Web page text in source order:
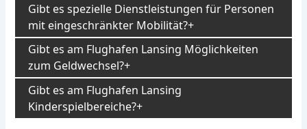
Gibt es spezielle Dienstleistungen für Personen
mit eingeschränkter Mobilität?
Gibt es am Flughafen Lansing Möglichkeiten
zum Geldwechsel?
Gibt es am Flughafen Lansing
Kinderspielbereiche?